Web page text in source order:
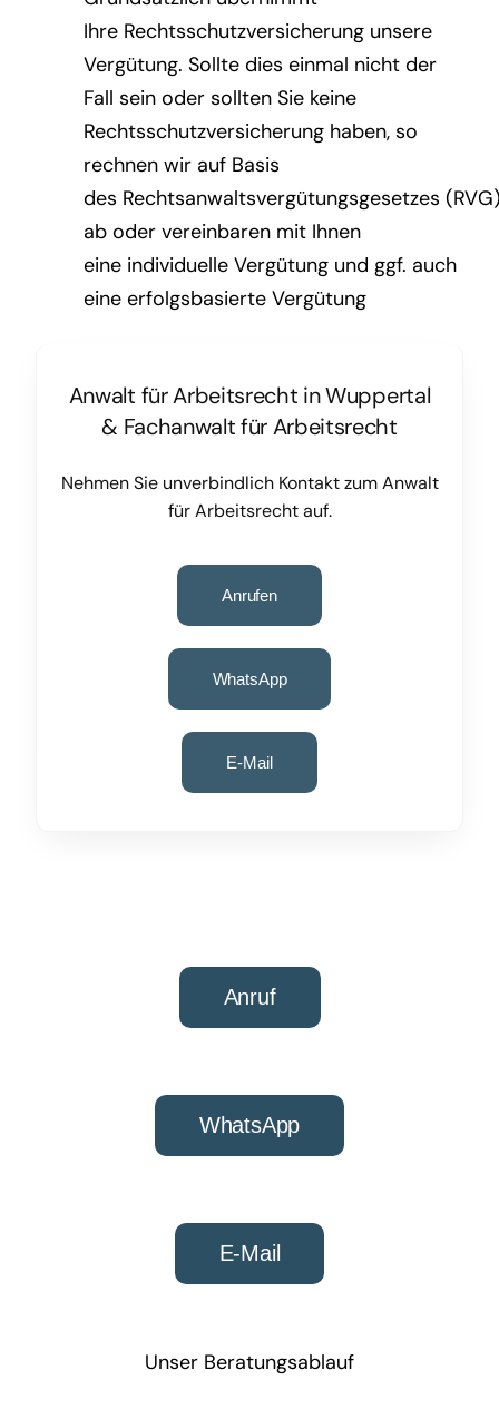
Ihre Rechtsschutzversicherung unsere
Vergütung. Sollte dies einmal nicht der
Fall sein oder sollten Sie keine
Rechtsschutzversicherung haben, so
rechnen wir auf Basis
des Rechtsanwaltsvergütungsgesetzes
ab oder vereinbaren mit Ihnen
eine individuelle Vergütung und ggf. auch
eine erfolgsbasierte Vergütung
Anwalt für Arbeitsrecht in Wuppertal
& Fachanwalt für Arbeitsrecht
Nehmen Sie unverbindlich Kontakt zum Anwalt
für Arbeitsrecht auf.
Anrufen
WhatsApp
E-Mail
Anruf
WhatsApp
E-Mail
Unser Beratungsablauf